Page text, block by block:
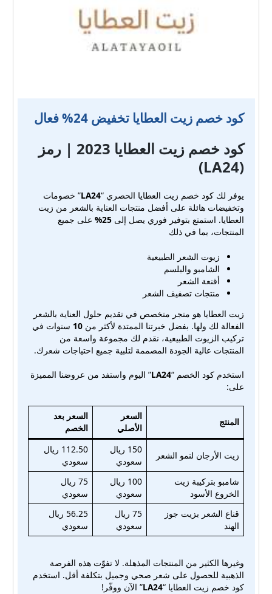
كود خصم زيت العطايا تخفيض 24% فعال
كود خصم زيت العطايا 2023 | رمز
(LA24)
يوفر لك كود خصم زيت العطايا الحصري “LA24” خصومات
وتخفيضات هائلة على أفضل منتجات العناية بالشعر من زيت
العطايا. استمتع بتوفير فوري يصل إلى 25%
على جميع
المنتجات، بما في ذلك
زيوت الشعر الطبيعية
الشامبو والبلسم
أقنعة الشعر
منتجات تصفيف الشعر
زيت العطايا هو متجر متخصص في تقديم حلول العناية بالشعر
الفعالة لك ولها. بفضل خبرتنا الممتدة لأكثر من 10سنوات في
تركيب الزيوت الطبيعية، نقدم لك مجموعة واسعة من
المنتجات عالية الجودة المصممة لتلبية جميع احتياجات شعرك.
استخدم كود الخصم “LA24” اليوم واستفد من عروضنا المميزة
على:
المنتج
السعر
الأصلي
السعر بعد
الخصم
زيت الأرجان لنمو الشعر
150 ريال
سعودي
112.50 ريال
سعودي
شامبو بتركيبة زيت
الخروع الأسود
100 ريال
سعودي
75 ريال
سعودي
قناع الشعر بزيت جوز
الهند
75 ريال
سعودي
56.25 ريال
سعودي
وغيرها الكثير من المنتجات المذهلة. لا تفوّت هذه الفرصة
الذهبية للحصول على شعر صحي وجميل بتكلفة أقل. استخدم
كود خصم زيت العطايا “LA24” الآن ووفّر!